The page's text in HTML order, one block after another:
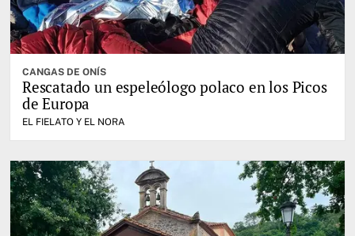
CANGAS DE ONÍS
Rescatado un espeleólogo polaco en los Picos
de Europa
EL FIELATO Y EL NORA